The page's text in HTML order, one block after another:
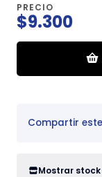
PRECIO
$9.300
Compartir
Mostrar